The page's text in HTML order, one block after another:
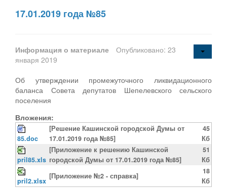
17.01.2019 года №85
Информация о материале
Опубликовано: 23
января 2019
Об утверждении промежуточного ликвидационного
баланса Совета депутатов Шепелевского сельского
поселения
Вложения:
85.doc
[Решение Кашинской городской Думы от
17.01.2019 года №85]
45
Кб
pril85.xls
[Приложение к решению Кашинской
городской Думы от 17.01.2019 года №85]
51
Кб
pril2.xlsx
[Приложение №2 - справка]
18
Кб